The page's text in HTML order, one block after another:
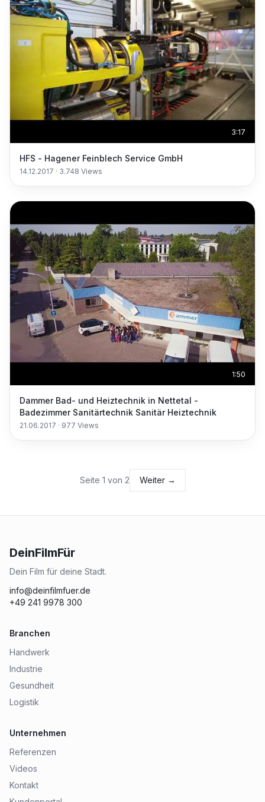
3:17
HFS - Hagener Feinblech Service GmbH
14.12.2017 · 3.748 Views
1:50
Dammer Bad- und Heiztechnik in Nettetal -
Badezimmer Sanitärtechnik Sanitär Heiztechnik
21.06.2017 · 977 Views
Seite 1 von 2 Weiter →
DeinFilmFür
Dein Film für deine Stadt.
info@deinfilmfuer.de
+49 241 9978 300
Branchen
Handwerk
Industrie
Gesundheit
Logistik
Unternehmen
Referenzen
Videos
Kontakt